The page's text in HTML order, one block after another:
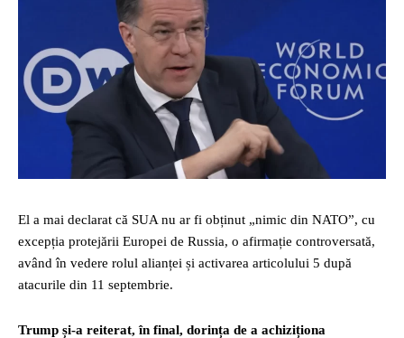
El a mai declarat că SUA nu ar fi obținut „nimic din NATO”, cu
excepția protejării Europei de Russia, o afirmație controversată,
având în vedere rolul alianței și activarea articolului 5 după
atacurile din 11 septembrie.
Trump și-a reiterat, în final, dorința de a achiziționa